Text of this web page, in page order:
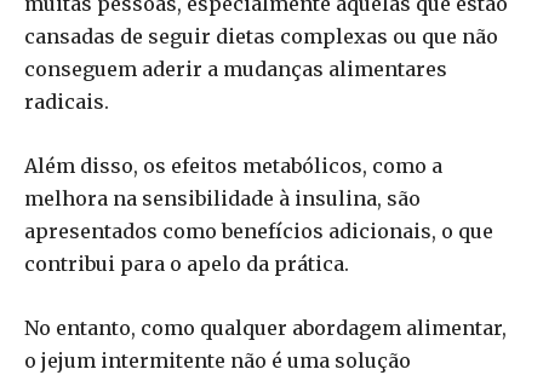
cansadas de seguir dietas complexas ou que não
conseguem aderir a mudanças alimentares
radicais.
Além disso, os efeitos metabólicos, como a
melhora na sensibilidade à insulina, são
apresentados como benefícios adicionais, o que
contribui para o apelo da prática.
No entanto, como qualquer abordagem alimentar,
o jejum intermitente não é uma solução